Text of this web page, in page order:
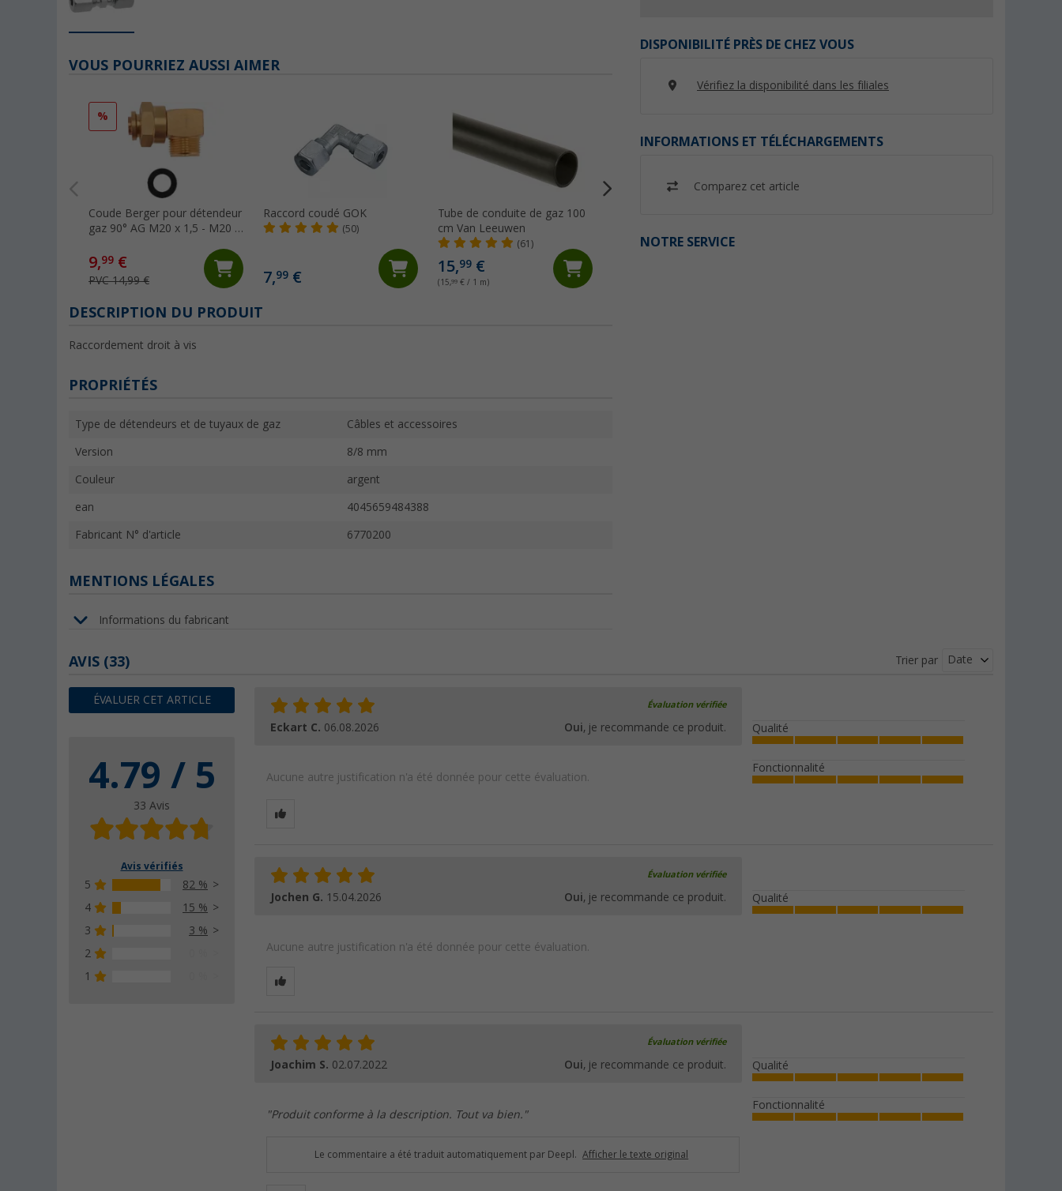
DISPONIBILITÉ PRÈS DE CHEZ VOUS
Vérifiez la disponibilité dans les filiales
INFORMATIONS ET TÉLÉCHARGEMENTS
Comparez cet article
NOTRE SERVICE
VOUS POURRIEZ AUSSI AIMER
%
Coude Berger pour détendeur
gaz 90° AG M20 x 1,5 - M20 x
9,99 €
PVC 14,99 €
Raccord coudé GOK
(50)
7,99 €
Tube de conduite de gaz 100
cm Van Leeuwen
(61)
15,99 €
(15,99 € / 1 m)
(21)
DESCRIPTION DU PRODUIT
Raccordement droit à vis
PROPRIÉTÉS
Type de détendeurs et de tuyaux de gaz Câbles et accessoires
Version 8/8 mm
Couleur argent
ean 4045659484388
Fabricant N° d'article 6770200
MENTIONS LÉGALES
Informations du fabricant
AVIS (33)
ÉVALUER CET ARTICLE
4.79 / 5
33 Avis
Avis vérifiés
5
82 %
4
15 %
3
3 %
2
1
Trier par Date
Évaluation vérifiée
Eckart C. 06.08.2026 Oui, je recommande ce produit.
Aucune autre justification n'a été donnée pour cette évaluation.
Qualité
Fonctionnalité
Évaluation vérifiée
Jochen G. 15.04.2026 Oui, je recommande ce produit.
Aucune autre justification n'a été donnée pour cette évaluation.
Qualité
Évaluation vérifiée
Joachim S. 02.07.2022 Oui, je recommande ce produit.
"Produit conforme à la description. Tout va bien."
Qualité
Fonctionnalité
Le commentaire a été traduit automatiquement par Deepl. Afficher le texte original